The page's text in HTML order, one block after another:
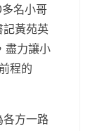
名小哥
記黃苑英
盡力讓小
程的
各方一路